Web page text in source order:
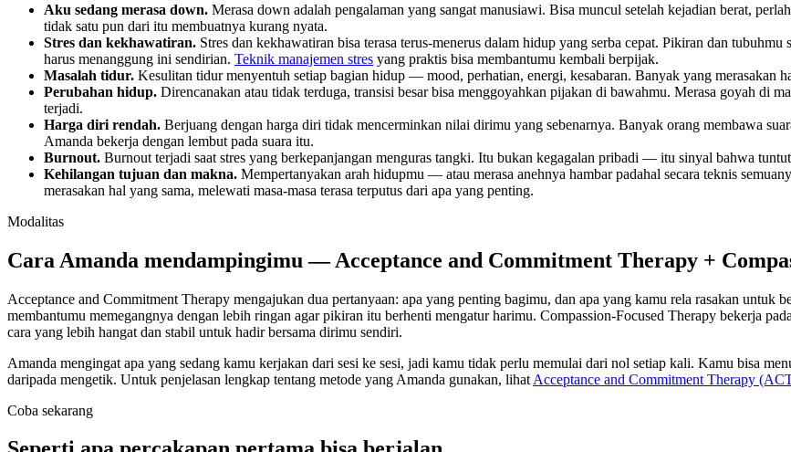
Aku sedang merasa down. Merasa down adalah pengalaman yang sangat manusiawi. Bisa muncul setelah kejadian berat,
tidak satu pun dari itu membuatnya kurang nyata.
Stres dan kekhawatiran. Stres dan kekhawatiran bisa terasa terus-menerus dalam hidup yang serba cepat. Pikiran dan
harus menanggung ini sendirian. Teknik manajemen stres yang praktis bisa membantumu kembali berpijak.
Masalah tidur. Kesulitan tidur menyentuh setiap bagian hidup — mood, perhatian, energi, kesabaran. Banyak yang merasakan
Perubahan hidup. Direncanakan atau tidak terduga, transisi besar bisa menggoyahkan pijakan di bawahmu. Merasa goyah di
terjadi.
Harga diri rendah. Berjuang dengan harga diri tidak mencerminkan nilai dirimu yang sebenarnya. Banyak orang membawa
Amanda bekerja dengan lembut pada suara itu.
Burnout. Burnout terjadi saat stres yang berkepanjangan menguras tangki. Itu bukan kegagalan pribadi — itu sinyal bahwa
Kehilangan tujuan dan makna. Mempertanyakan arah hidupmu — atau merasa anehnya hambar padahal secara teknis
merasakan hal yang sama, melewati masa-masa terasa terputus dari apa yang penting.
Modalitas
Cara Amanda mendampingimu — Acceptance and Commitment Therapy +
Acceptance and Commitment Therapy mengajukan dua pertanyaan: apa yang penting bagimu, dan apa yang kamu rela rasakan
membantumu memegangnya dengan lebih ringan agar pikiran itu berhenti mengatur harimu. Compassion-Focused Therapy bekerja
cara yang lebih hangat dan stabil untuk hadir bersama dirimu sendiri.
Amanda mengingat apa yang sedang kamu kerjakan dari sesi ke sesi, jadi kamu tidak perlu memulai dari nol setiap kali. Kamu bisa
daripada mengetik. Untuk penjelasan lengkap tentang metode yang Amanda gunakan, lihat Acceptance and Commitment Therapy
Coba sekarang